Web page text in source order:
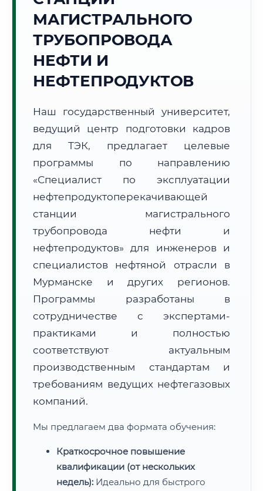
Расчет логистики оригиналов:
📜 Документы и аккредитация ФИС ФРДО
🔍Нажмите на документ для увеличения и просмотра
МАГИСТРАЛЬНОГО
ТРУБОПРОВОДА
НЕФТИ И
НЕФТЕПРОДУКТОВ
Наш государственный университет,
ведущий центр подготовки кадров
для ТЭК, предлагает целевые
программы по направлению
«Специалист по эксплуатации
нефтепродуктоперекачивающей
станции магистрального
трубопровода нефти и
нефтепродуктов» для инженеров и
специалистов нефтяной отрасли в
Мурманске и других регионов.
Программы разработаны в
сотрудничестве с экспертами-
практиками и полностью
соответствуют актуальным
производственным стандартам и
требованиям ведущих нефтегазовых
компаний.
Мы предлагаем два формата обучения:
Краткосрочное повышение
квалификации (от нескольких
недель): Идеально для быстрого